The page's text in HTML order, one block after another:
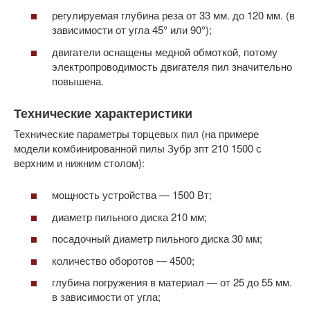
регулируемая глубина реза от 33 мм. до 120 мм. (в
зависимости от угла 45° или 90°);
двигатели оснащены медной обмоткой, потому
электропроводимость двигателя пил значительно
повышена.
Технические характеристики
Технические параметры торцевых пил (на примере
модели комбинированной пилы Зубр зпт 210 1500 с
верхним и нижним столом):
мощность устройства — 1500 Вт;
диаметр пильного диска 210 мм;
посадочный диаметр пильного диска 30 мм;
количество оборотов — 4500;
глубина погружения в материал — от 25 до 55 мм.
в зависимости от угла;